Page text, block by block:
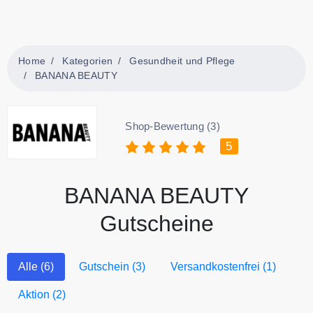
Home Kategorien
Gesundheit und Pflege
BANANA BEAUTY
Shop-Bewertung (3)
5
BANANA BEAUTY
Gutscheine
Alle (6) Gutschein (3) Versandkostenfrei (1)
Aktion (2)